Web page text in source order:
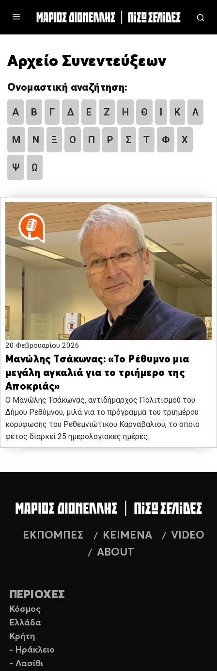
Αρχείο Συνεντεύξεων
Ονομαστική αναζήτηση:
Α Β Γ Δ Ε Ζ Η Θ Ι Κ Λ
Μ Ν Ξ Ο Π Ρ Σ Τ Φ Χ
Ψ Ω
20 Φεβρουαρίου 2026
Μανώλης Τσάκωνας: «Το Ρέθυμνο μια
μεγάλη αγκαλιά για το τριήμερο της
Αποκριάς»
Ο Μανώλης Τσάκωνας, αντιδήμαρχος Πολιτισμού του
Δήμου Ρεθύμνου, μιλά για το πρόγραμμα του τριημέρου
κορύφωσης του Ρεθεμνιώτικου Καρναβαλιού, το οποίο
φέτος διαρκεί 25 ημερολογιακές ημέρες.
ΕΚΠΟΜΠΕΣ ΚΕΙΜΕΝΑ
VIDEO
ABOUT
ΠΕΡΙΟΧΕΣ
Κόσμος
Ελλάδα
Κρήτη
- Ηράκλειο
- Λασίθι